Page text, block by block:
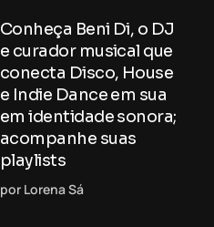
Conheça Beni Di, o DJ
e curador musical que
conecta Disco, House
e Indie Dance em sua
em identidade sonora;
acompanhe suas
playlists
por Lorena Sá